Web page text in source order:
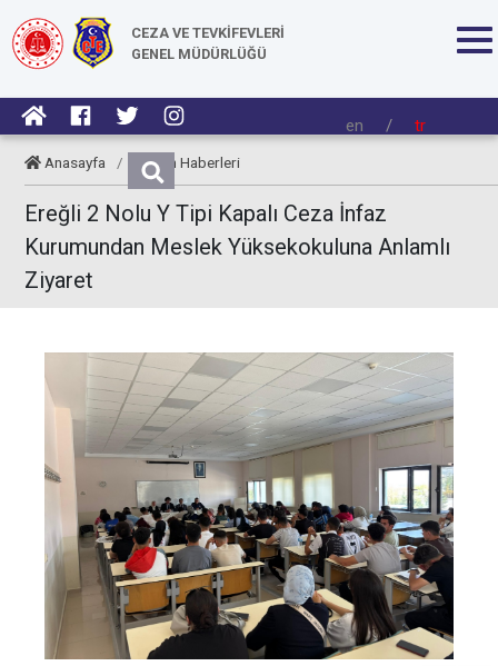
CEZA VE TEVKİFEVLERİ
GENEL MÜDÜRLÜĞÜ
en / tr
Anasayfa / Kurum Haberleri
Ereğli 2 Nolu Y Tipi Kapalı Ceza İnfaz
Kurumundan Meslek Yüksekokuluna Anlamlı
Ziyaret